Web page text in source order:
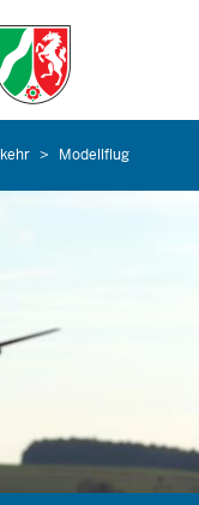
Modellflug